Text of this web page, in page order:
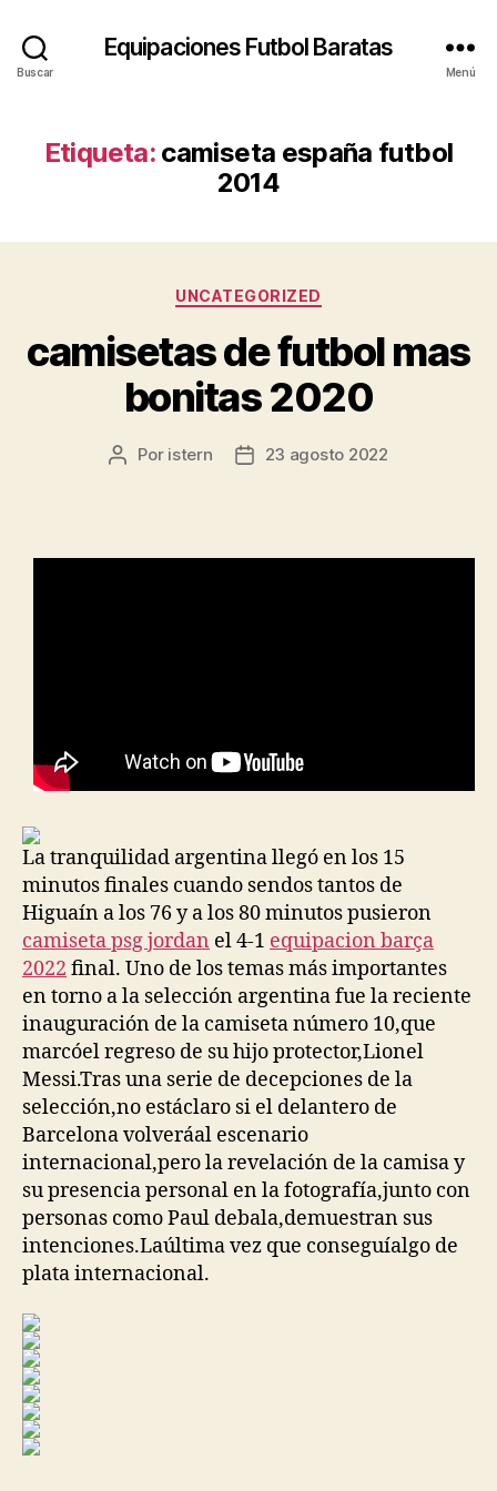
Buscar
Equipaciones Futbol Baratas
Menú
Etiqueta: camiseta españa futbol
2014
Categorías
UNCATEGORIZED
camisetas de futbol mas
bonitas 2020
Autor
Por istern
Fecha23 agosto 2022
La tranquilidad argentina llegó en los 15
minutos finales cuando sendos tantos de
Higuaín a los 76 y a los 80 minutos pusieron
camiseta psg jordan el 4-1 equipacion barça
2022 final. Uno de los temas más importantes
en torno a la selección argentina fue la reciente
inauguración de la camiseta número 10,que
marcóel regreso de su hijo protector,Lionel
Messi.Tras una serie de decepciones de la
selección,no estáclaro si el delantero de
Barcelona volveráal escenario
internacional,pero la revelación de la camisa y
su presencia personal en la fotografía,junto con
personas como Paul debala,demuestran sus
intenciones.Laúltima vez que conseguíalgo de
plata internacional.